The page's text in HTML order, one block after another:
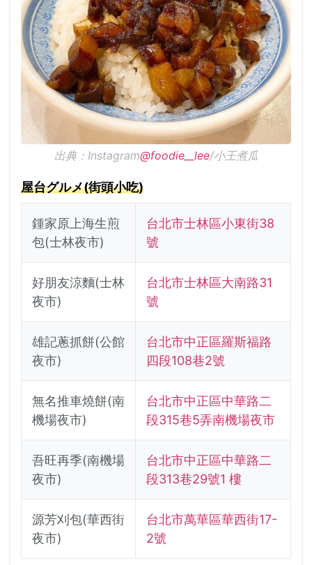
出典：Instagram@foodie__lee/小王煮瓜
屋台グルメ(街頭小吃)
鍾家原上海生煎
包(士林夜市)
台北市士林區小東街38
號
好朋友涼麵(士林
夜市)
台北市士林區大南路31
號
雄記蔥抓餅(公館
夜市)
台北市中正區羅斯福路
四段108巷2號
無名推車燒餅(南
機場夜市)
台北市中正區中華路二
段315巷5弄南機場夜市
吾旺再季(南機場
夜市)
台北市中正區中華路二
段313巷29號1 樓
源芳刈包(華西街
夜市)
台北市萬華區華西街17-
2號